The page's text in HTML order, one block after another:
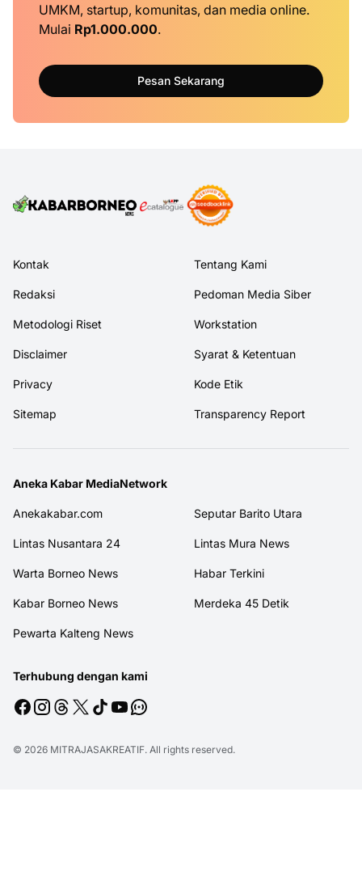
UMKM, startup, komunitas, dan media online.
Mulai Rp1.000.000.
Pesan Sekarang
Kontak Tentang Kami
Redaksi Pedoman Media Siber
Metodologi Riset Workstation
Disclaimer Syarat & Ketentuan
Privacy Kode Etik
Sitemap Transparency Report
Aneka Kabar MediaNetwork
Anekakabar.com Seputar Barito Utara
Lintas Nusantara 24 Lintas Mura News
Warta Borneo News Habar Terkini
Kabar Borneo News Merdeka 45 Detik
Pewarta Kalteng News
Terhubung dengan kami
© 2026 MITRAJASAKREATIF. All rights reserved.